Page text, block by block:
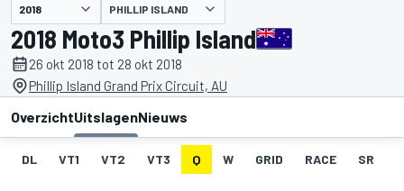
gepresenteerd door PHILLIP ISLAND
2018 Moto3 Phillip Island
26 okt 2018 tot 28 okt 2018
Phillip Island Grand Prix Circuit, AU
OverzichtUitslagenNieuws
DL VT1 VT2 VT3 Q W GRID RACE SR